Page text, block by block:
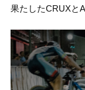
果たしたCRUXと